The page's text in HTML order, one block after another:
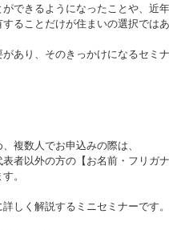
できるようになったことや、近
ることだけが住まいの選択では
あり、そのきっかけになるセミ
複数人でお申込みの際は、
者以外の方の【お名前・フリガ
。
しく解説するミニセミナーです。